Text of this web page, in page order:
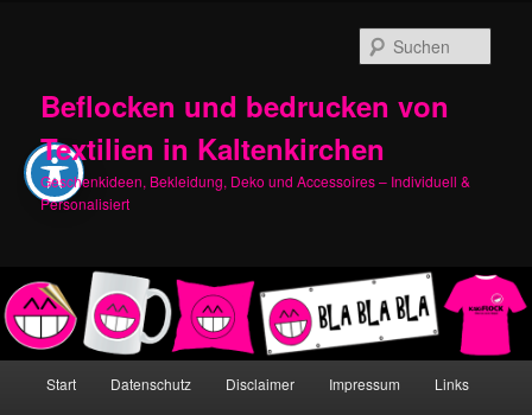
Beflocken und bedrucken von
Textilien in Kaltenkirchen
Geschenkideen, Bekleidung, Deko und Accessoires – Individuell &
Personalisiert
Start Datenschutz Disclaimer Impressum Links